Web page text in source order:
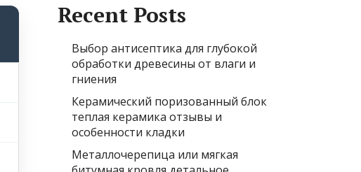
Recent Posts
Выбор антисептика для глубокой
обработки древесины от влаги и
гниения
Керамический поризованный блок
теплая керамика отзывы и
особенности кладки
Металлочерепица или мягкая